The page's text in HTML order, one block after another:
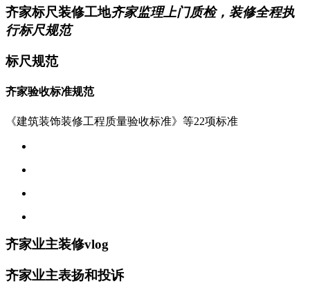
齐家标尺装修工地齐家监理上门质检，装修全程执
行标尺规范
标尺规范
齐家验收标准规范
《建筑装饰装修工程质量验收标准》等22项标准
齐家业主装修vlog
齐家业主表扬和投诉